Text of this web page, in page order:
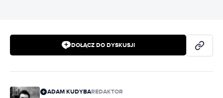
DOŁĄCZ DO DYSKUSJI
ADAM KUDYBAREDAKTOR